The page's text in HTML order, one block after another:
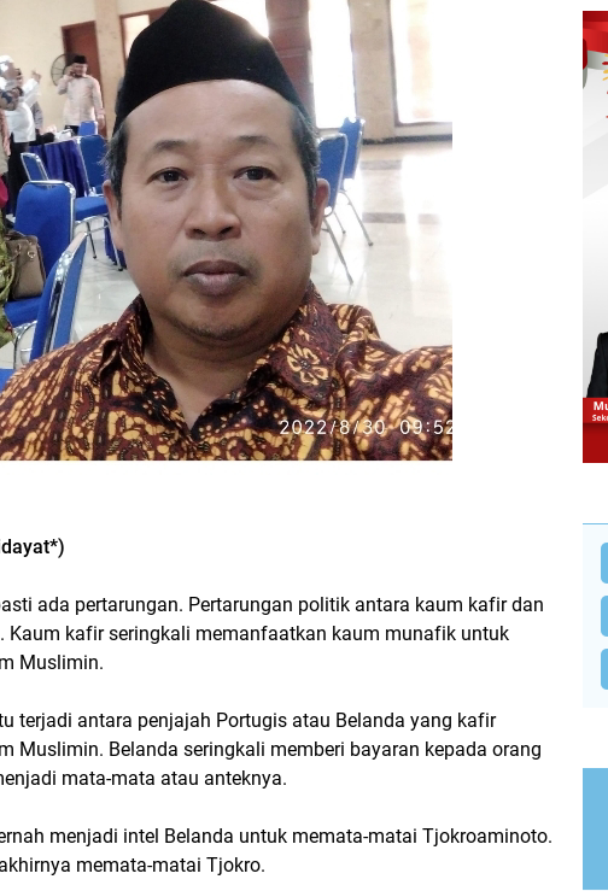
ada pertarungan. Pertarungan politik antara kaum kafir dan
Kaum kafir seringkali memanfaatkan kaum munafik untuk
Muslimin.
terjadi antara penjajah Portugis atau Belanda yang kafir
Muslimin. Belanda seringkali memberi bayaran kepada orang
mata-mata atau anteknya.
menjadi intel Belanda untuk memata-matai Tjokroaminoto.
memata-matai Tjokro.